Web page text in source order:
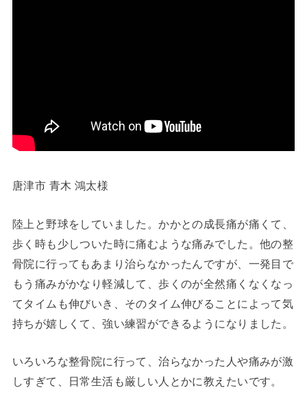
唐津市 青木 鴻太様
陸上と野球をしていました。かかとの成長痛が痛くて、
歩く時も少しついた時に痛むような痛みでした。他の整
骨院に行ってもあまり治らなかったんですが、一発目で
もう痛みがかなり軽減して、歩くのが全然痛くなくなっ
てタイムも伸びいき、そのタイム伸びることによって気
持ちが嬉しくて、強い練習ができるようになりました。
いろいろな整骨院に行って、治らなかった人や痛みが激
しすぎて、日常生活も厳しい人とかに教えたいです。